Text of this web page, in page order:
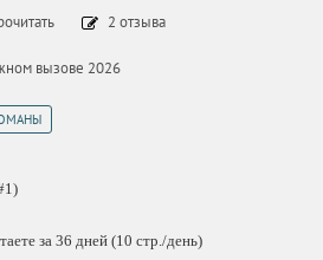
2 отзыва
вызове 2026
за 36 дней (10 стр./день)